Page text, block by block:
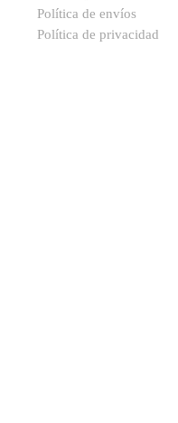
Política de envíos
Política de privacidad